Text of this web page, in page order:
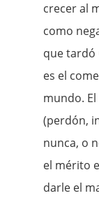
crecer al
como
que tardó
es el
mundo.
(perdón,
nunca, o
el mérito
darle el